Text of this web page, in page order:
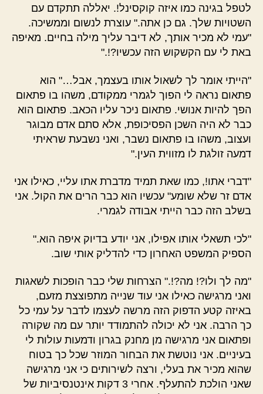
לטפל בגינה כמו איזה קוקסינל!. יאללה תתקדם עם
השטויות שלך. גם כן אתה." עוצרת לנשום וממשיכה.
"עמי לא מכיר אותך, לא דיבר עליך מילה בחיים. מאיפה
באת לי עם הקשקוש הזה עכשיו?!."
"הייתי אומר לך לשאול אותו בעצמך, אבל…" הוא
פתאום נראה לי הפוך לגמרי ממקודם, משהו בו פתאום
הפך להיות אנושי. פתאום ניכר עליו הכאב. פתאום הוא
כבר לא היה השכן הפסיכופת, אלא סתם אדם מבוגר
ועצוב, משהו בו פתאום נשבר, ואני נשבעת שראיתי
דמעה זולגת לו מזווית העין."
"דברי אתו!, כמו שאת תמיד מדברת אתו עליי, כאילו אני
אדם זר שלא שומע" עכשיו הוא כבר הרים את הקול. אני
בשלב הזה כבר הייתי אבודה לגמרי.
"לכי תשאלי אותו אפילו, אני יודע בדיוק איפה הוא."
הספיק המשפט האחרון כדי להדליק אותי שוב.
"מה לך ולו?! מה?!." הצרחות שלי כבר הופכות לשאגות
ואני מרגישה כאילו אני עוד שנייה מתפוצצת מזעם,
באיזה קטע הדפוק הזה מרשה לעצמו לדבר על עמי כל
כך הרבה. אני לא יכולה להתמודד יותר עם מה שקורה
ופתאום אני מרגישה מן מחנק בגרון ודמעות עולות לי
בעיניים. אני נוטשת את הבחור המוזר שכל כך בטוח
שהוא מכיר את בעלי, ורצה לשירותים כי אני מרגישה
שאני הולכת להתעלף. אחרי 3 דקות אינטנסיביות של